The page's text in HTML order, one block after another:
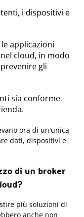
i dispositivi e
applicazioni
cloud, in modo
gli
sia conforme
ora di un'unica
dati, dispositivi e
di un broker
più soluzioni di
anche non